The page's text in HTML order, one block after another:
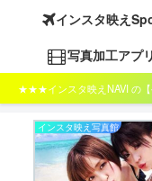
インスタ映え
写真加工アプリ
★★★インスタ映えNAVI の
インスタ映え写真館